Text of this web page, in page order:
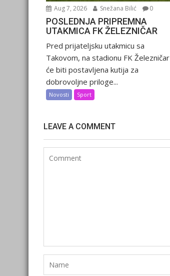
Aug 7, 2026 Snežana Bilić 0
POSLEDNJA PRIPREMNA
UTAKMICA FK ŽELEZNIČAR
Pred prijateljsku utakmicu sa
Takovom, na stadionu FK Železničar
će biti postavljena kutija za
dobrovoljne priloge...
Novosti Sport
LEAVE A COMMENT